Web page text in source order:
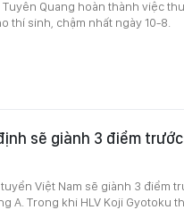
Quang hoàn thành việc
thí sinh, chậm nhất ngày 10-8.
sẽ giành 3 điểm
Việt Nam sẽ giành 3 điểm
A. Trong khi HLV Koji Gyotoku